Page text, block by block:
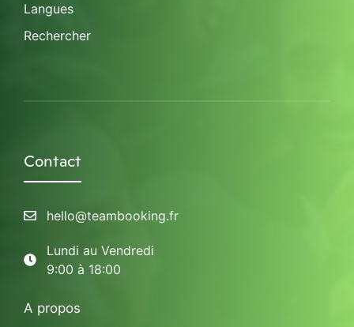
Langues
Rechercher
Contact
hello@teambooking.fr
Lundi au Vendredi
9:00 à 18:00
A propos